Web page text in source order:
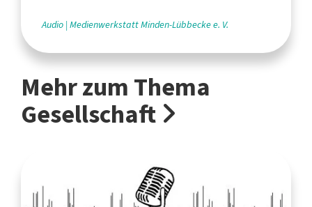
Audio Medienwerkstatt Minden-Lübbecke e. V.
Mehr zum Thema
Gesellschaft